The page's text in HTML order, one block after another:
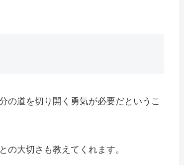
の道を切り開く勇気が必要だというこ
の大切さも教えてくれます。